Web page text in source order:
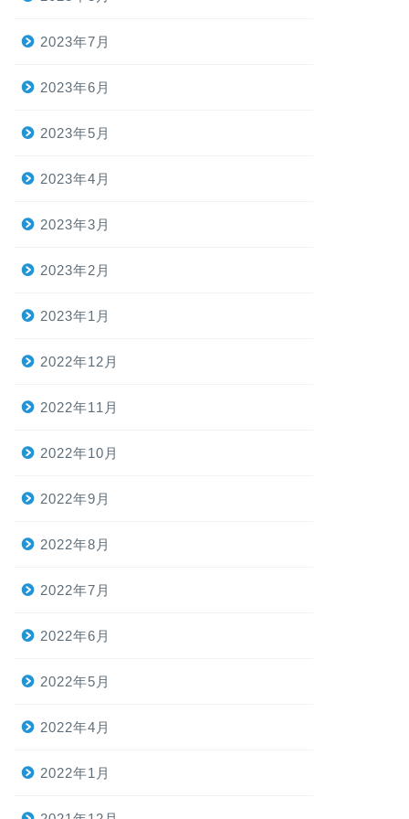
2023年7月
2023年6月
2023年5月
2023年4月
2023年3月
2023年2月
2023年1月
2022年12月
2022年11月
2022年10月
2022年9月
2022年8月
2022年7月
2022年6月
2022年5月
2022年4月
2022年1月